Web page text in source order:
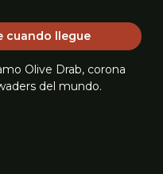
cuando llegue
Olive Drab, corona
del mundo.